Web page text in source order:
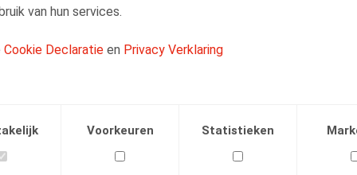
van hun services.
Cookie Declaratie en Privacy Verklaring
Voorkeuren Statistieken